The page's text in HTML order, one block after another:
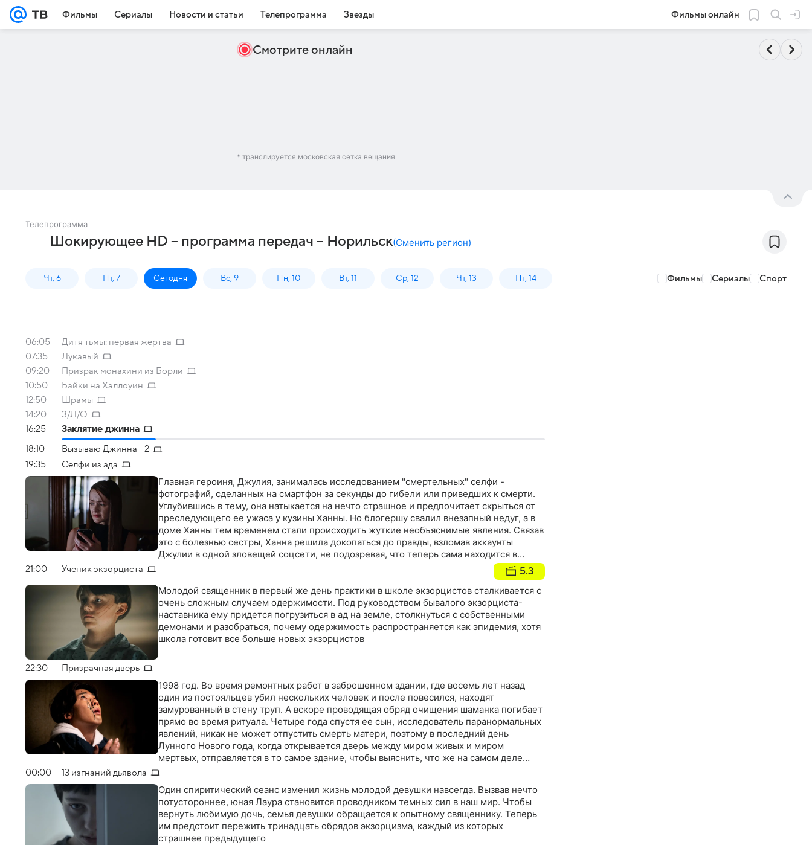
Фильмы Сериалы Новости и статьи Телепрограмма Звезды Фильмы онлайн
Смотрите онлайн
* транслируется московская сетка вещания
Телепрограмма
Шокирующее HD – программа передач – Норильск(Сменить регион)
Чт, 6 Пт, 7 Сегодня Вс, 9 Пн, 10 Вт, 11 Ср, 12 Чт, 13 Пт, 14 Фильмы Сериалы Спорт
06:05
Дитя тьмы: первая жертва
07:35
Лукавый
09:20
Призрак монахини из Борли
10:50
Байки на Хэллоуин
12:50
Шрамы
14:20
З/Л/О
16:25
Заклятие джинна
18:10
Вызываю Джинна - 2
19:35
Селфи из ада
Главная героиня, Джулия, занималась исследованием "смертельных" селфи -
фотографий, сделанных на смартфон за секунды до гибели или приведших к смерти.
Углубившись в тему, она натыкается на нечто страшное и предпочитает скрыться от
преследующего ее ужаса у кузины Ханны. Но блогершу свалил внезапный недуг, а в
доме Ханны тем временем стали происходить жуткие необъяснимые явления. Связав
это с болезнью сестры, Ханна решила докопаться до правды, взломав аккаунты
Джулии в одной зловещей соцсети, не подозревая, что теперь сама находится в
21:00 Ученик экзорциста 5.3
Молодой священник в первый же день практики в школе экзорцистов сталкивается с
очень сложным случаем одержимости. Под руководством бывалого экзорциста-
наставника ему придется погрузиться в ад на земле, столкнуться с собственными
демонами и разобраться, почему одержимость распространяется как эпидемия, хотя
школа готовит все больше новых экзорцистов
22:30 Призрачная дверь
1998 год. Во время ремонтных работ в заброшенном здании, где восемь лет назад
один из постояльцев убил нескольких человек и после повесился, находят
замурованный в стену труп. А вскоре проводящая обряд очищения шаманка погибает
прямо во время ритуала. Четыре года спустя ее сын, исследователь паранормальных
явлений, никак не может отпустить смерть матери, поэтому в последний день
Лунного Нового года, когда открывается дверь между миром живых и миром
мертвых, отправляется в то самое здание, чтобы выяснить, что же на самом деле
произошло в 1990 году
00:00 13 изгнаний дьявола
Один спиритический сеанс изменил жизнь молодой девушки навсегда. Вызвав нечто
потустороннее, юная Лаура становится проводником темных сил в наш мир. Чтобы
вернуть любимую дочь, семья девушки обращается к опытному священнику. Теперь
им предстоит пережить тринадцать обрядов экзорцизма, каждый из которых
страшнее предыдущего